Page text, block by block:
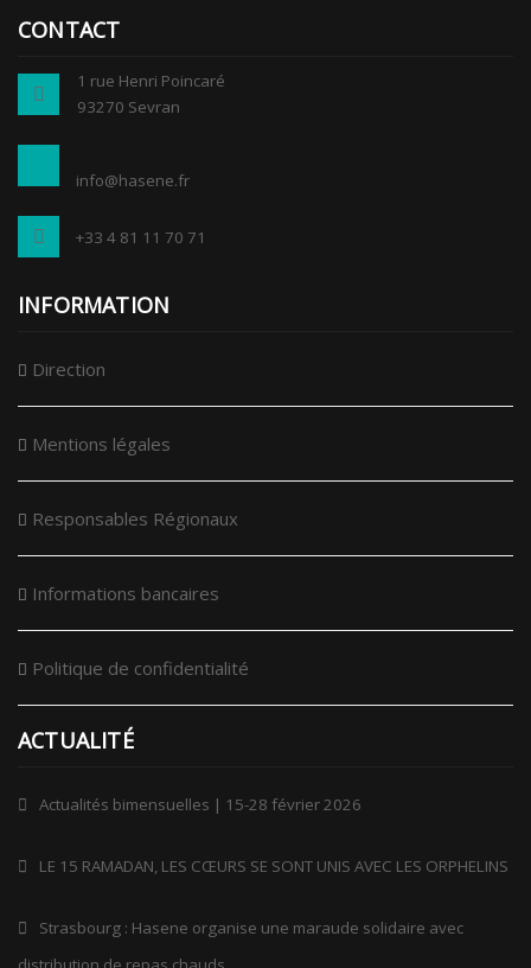
CONTACT
1 rue Henri Poincaré
93270 Sevran
info@hasene.fr
+33 4 81 11 70 71
INFORMATION
Direction
Mentions légales
Responsables Régionaux
Informations bancaires
Politique de confidentialité
ACTUALITÉ
Actualités bimensuelles | 15-28 février 2026
LE 15 RAMADAN, LES CŒURS SE SONT UNIS AVEC LES ORPHELINS
Strasbourg : Hasene organise une maraude solidaire avec